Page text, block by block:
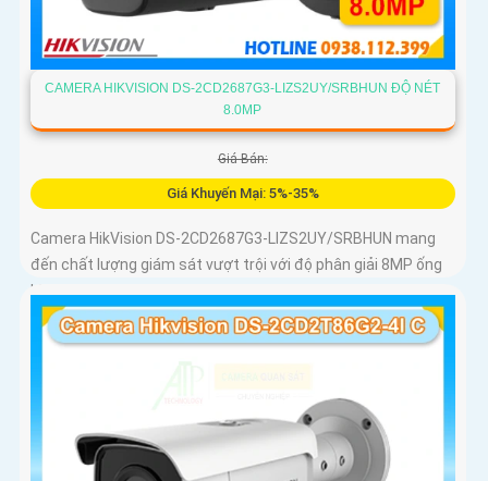
CAMERA HIKVISION DS-2CD2687G3-LIZS2UY/SRBHUN ĐỘ NÉT
8.0MP
Giá Bán:
Giá Khuyến Mại: 5%-35%
Camera HikVision DS-2CD2687G3-LIZS2UY/SRBHUN mang
đến chất lượng giám sát vượt trội với độ phân giải 8MP ống
kính zoom quang 4x và công nghệ ColorVu